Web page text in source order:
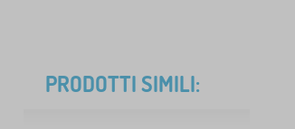
PRODOTTI SIMILI: